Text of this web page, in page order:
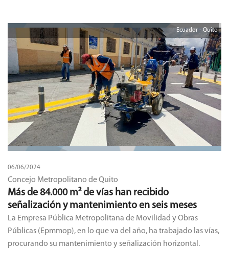
06/06/2024
Concejo Metropolitano de Quito
Ecuador - Quito
Más de 84.000 m² de vías han recibido
señalización y mantenimiento en seis meses
La Empresa Pública Metropolitana de Movilidad y Obras
Públicas (Epmmop), en lo que va del año, ha trabajado las vías,
procurando su mantenimiento y señalización horizontal.